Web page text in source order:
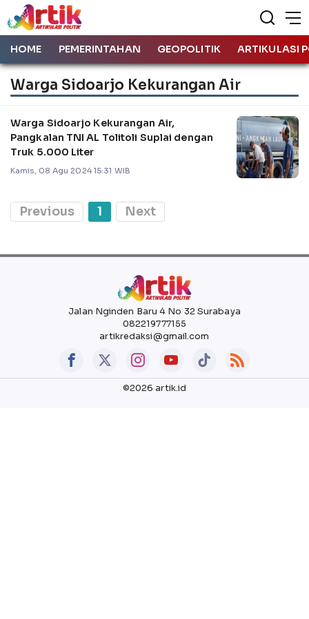
HOME PEMERINTAHAN GEOPOLITIK ARTIKULASI
Warga Sidoarjo Kekurangan Air
Warga Sidoarjo Kekurangan Air,
Pangkalan TNI AL Tolitoli Suplai dengan
Truk 5.000 Liter
Kamis, 08 Agu 2024 15:31 WIB
Previous 1 Next
Jalan Nginden Baru 4 No 32 Surabaya
082219777155
artikredaksi@gmail.com
©2026 artik.id